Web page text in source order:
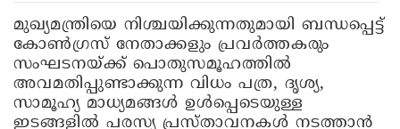
മുഖ്യമന്ത്രിയെ നിശ്ചയിക്കുന്നതുമായി ബന്ധപ്പെട്ട്
കോണ്‍ഗ്രസ് നേതാക്കളും പ്രവര്‍ത്തകരും
സംഘടനയ്ക്ക് പൊതുസമൂഹത്തില്‍
അവമതിപ്പുണ്ടാക്കുന്ന വിധം പത്ര, ദൃശ്യ,
സാമൂഹ്യ മാധ്യമങ്ങള്‍ ഉള്‍പ്പെടെയുള്ള
ഇടങ്ങളില്‍ പരസ്യ പ്രസ്താവനകള്‍ നടത്താന്‍